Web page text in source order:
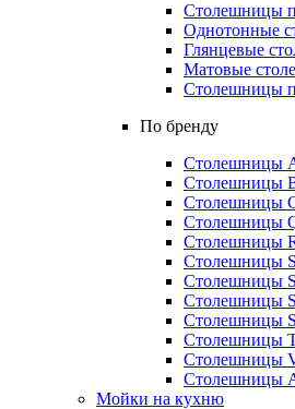
Столешницы
Однотонные
Глянцевые
Матовые
Столешницы
По бренду
Столешницы
Столешницы
Столешницы
Столешницы
Столешницы
Столешницы
Столешницы
Столешницы
Столешницы
Столешницы
Столешницы
Столешницы
Мойки на кухню